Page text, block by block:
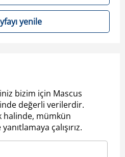
yenile
bizim için Mascus
değerli verilerdir.
halinde, mümkün
çalışırız.